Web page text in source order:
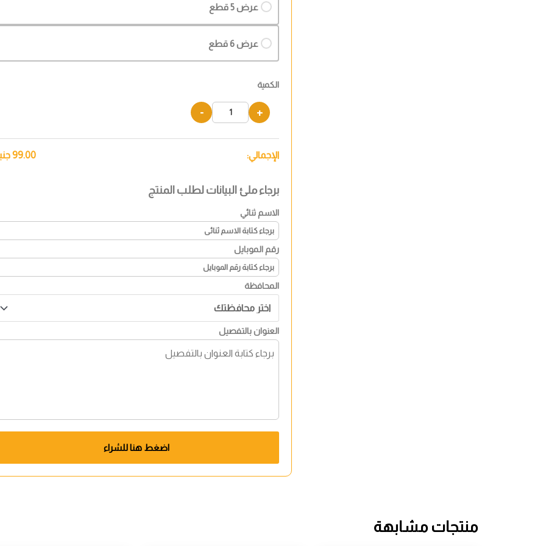
عرض 5 قطع
عرض 6 قطع
الكمية
+
-
الإجمالي: 99.00
برجاء ملئ البيانات لطلب المنتج
الاسم ثنائي
رقم الموبايل
المحافظة
العنوان بالتفصيل
اضغط هنا للشراء
منتجات مشابهة